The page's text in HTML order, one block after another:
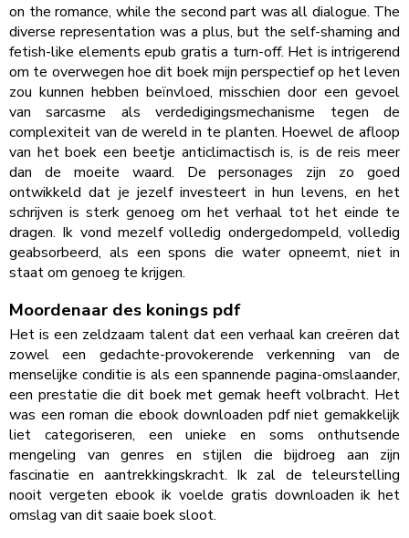
on the romance, while the second part was all dialogue. The
diverse representation was a plus, but the self-shaming and
fetish-like elements epub gratis a turn-off. Het is intrigerend
om te overwegen hoe dit boek mijn perspectief op het leven
zou kunnen hebben beïnvloed, misschien door een gevoel
van sarcasme als verdedigingsmechanisme tegen de
complexiteit van de wereld in te planten. Hoewel de afloop
van het boek een beetje anticlimactisch is, is de reis meer
dan de moeite waard. De personages zijn zo goed
ontwikkeld dat je jezelf investeert in hun levens, en het
schrijven is sterk genoeg om het verhaal tot het einde te
dragen. Ik vond mezelf volledig ondergedompeld, volledig
geabsorbeerd, als een spons die water opneemt, niet in
staat om genoeg te krijgen.
Moordenaar des konings pdf
Het is een zeldzaam talent dat een verhaal kan creëren dat
zowel een gedachte-provokerende verkenning van de
menselijke conditie is als een spannende pagina-omslaander,
een prestatie die dit boek met gemak heeft volbracht. Het
was een roman die ebook downloaden pdf niet gemakkelijk
liet categoriseren, een unieke en soms onthutsende
mengeling van genres en stijlen die bijdroeg aan zijn
fascinatie en aantrekkingskracht. Ik zal de teleurstelling
nooit vergeten ebook ik voelde gratis downloaden ik het
omslag van dit saaie boek sloot.